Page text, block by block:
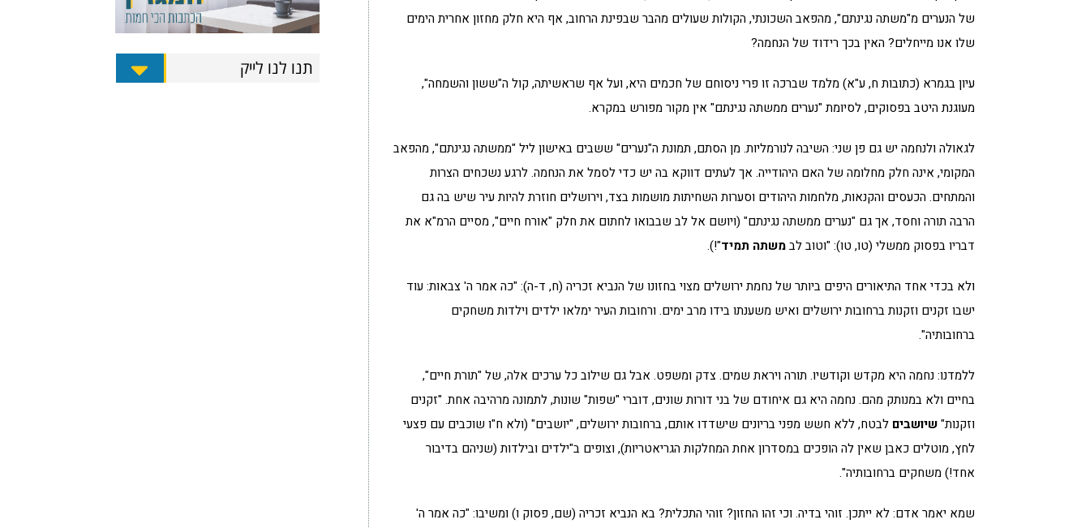
של הנערים מ"משתה נגינתם", מהפאב השכונתי, הקולות שעולים מהבר שבפינת הרחוב, אף היא חלק מחזון אחרית הימים
שלו אנו מייחלים? האין בכך רידוד של הנחמה?
עיון בגמרא (כתובות ח, ע"א) מלמד שברכה זו פרי ניסוחם של חכמים היא, ועל אף שראשיתה, קול ה"ששון והשמחה",
מעוגנת היטב בפסוקים, לסיומת "נערים ממשתה נגינתם" אין מקור מפורש במקרא.
לגאולה ולנחמה יש גם פן שני: השיבה לנורמליות. מן הסתם, תמונת ה"נערים" ששבים באישון ליל "ממשתה נגינתם", מהפאב
המקומי, אינה חלק מחלומה של האם היהודייה. אך לעתים דווקא בה יש כדי לסמל את הנחמה. לרגע נשכחים הצרות
והמתחים. הכעסים והקנאות, מלחמות היהודים וסערות השחיתות מושמות בצד, וירושלים חוזרת להיות עיר שיש בה גם
הרבה תורה וחסד, אך גם "נערים ממשתה נגינתם" (ויושם אל לב שבבואו לחתום את חלק "אורח חיים", מסיים הרמ"א את
דבריו בפסוק ממשלי (טו, טו): "וטוב לבמשתה תמיד"!).
ולא בכדי אחד התיאורים היפים ביותר של נחמת ירושלים מצוי בחזונו של הנביא זכריה (ח, ד-ה): "כה אמר ה' צבאות: עוד
ישבו זקנים וזקנות ברחובות ירושלים ואיש משענתו בידו מרב ימים. ורחובות העיר ימלאו ילדים וילדות משחקים
ברחובותיה".
ללמדנו: נחמה היא מקדש וקודשיו. תורה ויראת שמים. צדק ומשפט. אבל גם שילוב כל ערכים אלה, של "תורת חיים",
בחיים ולא במנותק מהם. נחמה היא גם איחודם של בני דורות שונים, דוברי "שפות" שונות, לתמונה מרהיבה אחת. "זקנים
וזקנות"שיושבים לבטח, ללא חשש מפני בריונים שישדדו אותם, ברחובות ירושלים, "יושבים" (ולא ח"ו שוכבים עם פצעי
לחץ, מוטלים כאבן שאין לה הופכים במסדרון אחת המחלקות הגריאטריות), וצופים ב"ילדים ובילדות (שניהם בדיבור
אחד!) משחקים ברחובותיה".
שמא יאמר אדם: לא ייתכן. זוהי בדיה. וכי זהו החזון? זוהי התכלית? בא הנביא זכריה (שם, פסוק ו) ומשיבו: "כה אמר ה'
תנו לנו לייק